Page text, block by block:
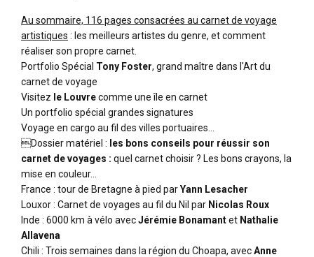
Au sommaire, 116 pages consacrées au carnet de voyage
artistiques : les meilleurs artistes du genre, et comment
réaliser son propre carnet.
Portfolio Spécial Tony Foster, grand maître dans l'Art du
carnet de voyage
Visitez le Louvrecomme une île en carnet
Un portfolio spécial grandes signatures
Voyage en cargo au fil des villes portuaires…
Dossier matériel : les bons conseils pour réussir son
carnet de voyages : quel carnet choisir ? Les bons crayons, la
mise en couleur…
France : tour de Bretagne à pied parYann Lesacher
Louxor : Carnet de voyages au fil du Nil par Nicolas Roux
Inde : 6000 km à vélo avecJérémie Bonamantet Nathalie
Allavena
Chili : Trois semaines dans la région du Choapa, avecAnne